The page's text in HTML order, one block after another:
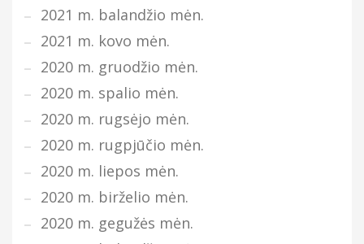
2021 m. balandžio mėn.
2021 m. kovo mėn.
2020 m. gruodžio mėn.
2020 m. spalio mėn.
2020 m. rugsėjo mėn.
2020 m. rugpjūčio mėn.
2020 m. liepos mėn.
2020 m. birželio mėn.
2020 m. gegužės mėn.